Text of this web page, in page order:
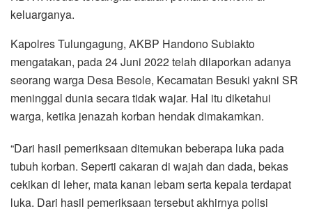
keluarganya.
Kapolres Tulungagung, AKBP Handono Subiakto
mengatakan, pada 24 Juni 2022 telah dilaporkan adanya
seorang warga Desa Besole, Kecamatan Besuki yakni SR
meninggal dunia secara tidak wajar. Hal itu diketahui
warga, ketika jenazah korban hendak dimakamkan.
“Dari hasil pemeriksaan ditemukan beberapa luka pada
tubuh korban. Seperti cakaran di wajah dan dada, bekas
cekikan di leher, mata kanan lebam serta kepala terdapat
luka. Dari hasil pemeriksaan tersebut akhirnya polisi